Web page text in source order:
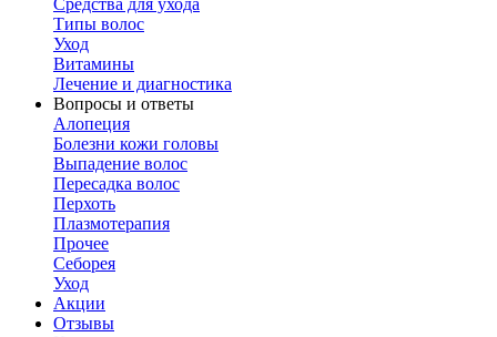
Средства для ухода
Типы волос
Уход
Витамины
Лечение и диагностика
Вопросы и ответы
Алопеция
Болезни кожи головы
Выпадение волос
Пересадка волос
Перхоть
Плазмотерапия
Прочее
Себорея
Уход
Акции
Отзывы